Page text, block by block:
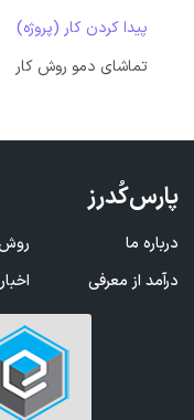
پیدا کردن کار (پروژه)
تماشای دمو روش کار
پارس‌کُدرز
درباره ما روش
درآمد از معرفی